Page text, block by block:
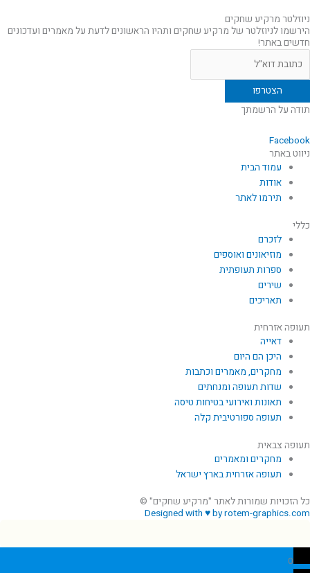
ניוזלטר מרקיע שחקים
הירשמו לניוזלטר של מרקיע שחקים ותהיו הראשונים לדעת על מאמרים ועדכונים
חדשים באתר!
תודה על הרשמתך
Facebook
ניווט באתר
עמוד הבית
אודות
תירמו לאתר
כללי
לזכרם
מוזיאונים ואוספים
ספרות תעופתית
שירים
תאריכים
תעופה אזרחית
דאייה
היכן הם היום
מחקרים, מאמרים וכתבות
שדות תעופה ומנחתים
תאונות ואירועי בטיחות טיסה
תעופה ספורטיבית קלה
תעופה צבאית
מחקרים ומאמרים
תעופה אזרחית בארץ ישראל
כל הזכויות שמורות לאתר "מרקיע שחקים" ©
Designed with ♥ by rotem-graphics.com
0